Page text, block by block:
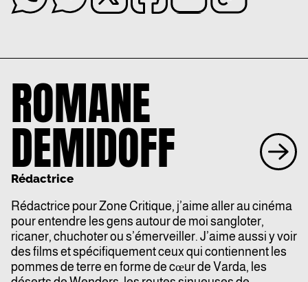
ROMANE
DEMIDOFF
Rédactrice
Rédactrice pour Zone Critique, j’aime aller au cinéma
pour entendre les gens autour de moi sangloter,
ricaner, chuchoter ou s’émerveiller. J’aime aussi y voir
des films et spécifiquement ceux qui contiennent les
pommes de terre en forme de cœur de Varda, les